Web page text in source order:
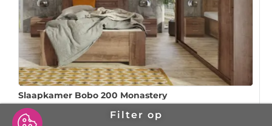
Slaapkamer Bobo 200 Monastery
Bed met opbergfunctie 160x200 cm
Filter op